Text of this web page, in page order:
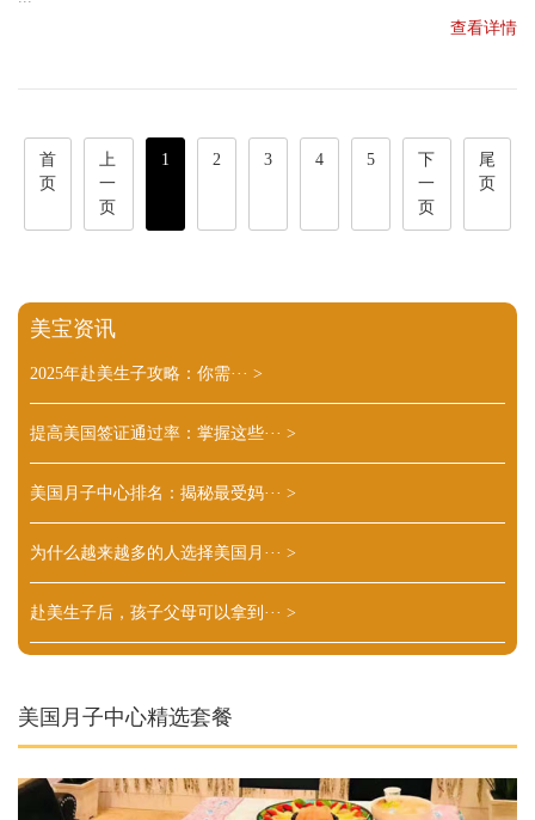
查看详情
首
页
上
一
页
1 2 3 4 5
下
一
页
尾
页
美宝资讯
2025年赴美生子攻略：你需··· >
提高美国签证通过率：掌握这些··· >
美国月子中心排名：揭秘最受妈··· >
为什么越来越多的人选择美国月··· >
赴美生子后，孩子父母可以拿到··· >
美国月子中心精选套餐